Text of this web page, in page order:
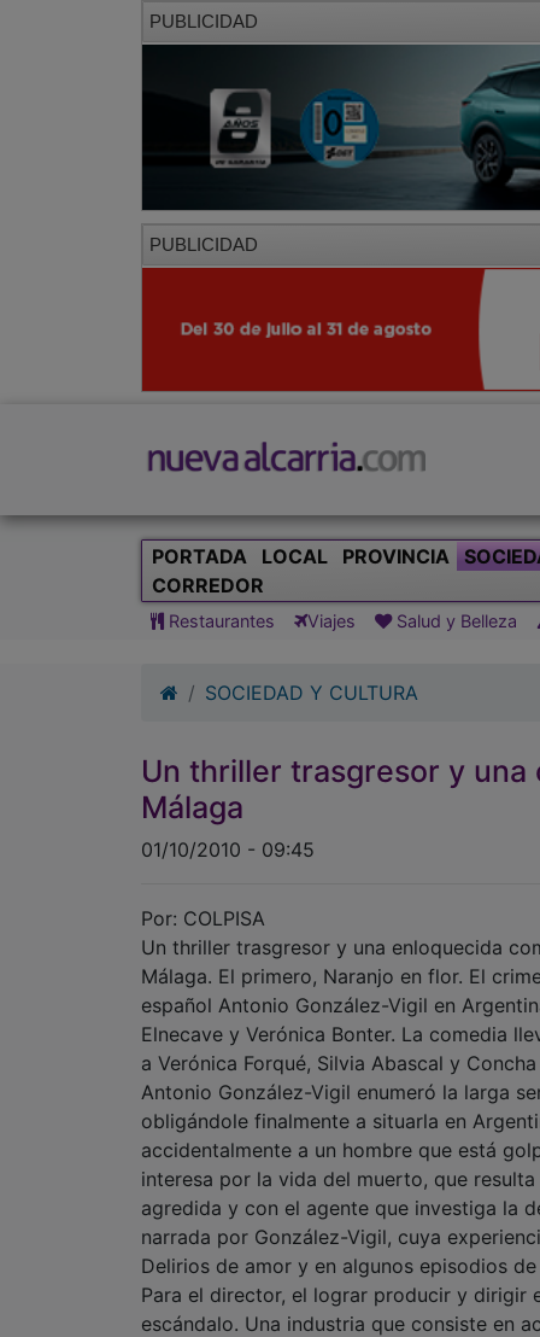
PUBLICIDAD
PUBLICIDAD
PORTADA LOCAL PROVINCIA
CORREDOR
Restaurantes Viajes Salud y Belleza
SOCIEDAD Y CULTURA
Un thriller trasgresor y
Málaga
01/10/2010 - 09:45
Por: COLPISA
Un thriller trasgresor y una enloquecida
Málaga. El primero, Naranjo en flor. El
español Antonio González-Vigil en
Elnecave y Verónica Bonter. La comedia
a Verónica Forqué, Silvia Abascal y
Antonio González-Vigil enumeró la larga
obligándole finalmente a situarla en
accidentalmente a un hombre que está
interesa por la vida del muerto, que
agredida y con el agente que investiga la
narrada por González-Vigil, cuya
Delirios de amor y en algunos episodios
Para el director, el lograr producir y dirigir
escándalo. Una industria que consiste en